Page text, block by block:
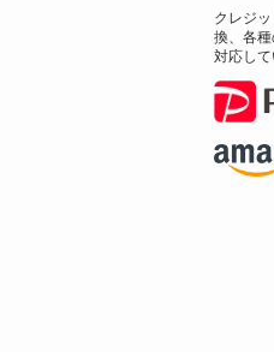
クレジッ
換、各
対応し